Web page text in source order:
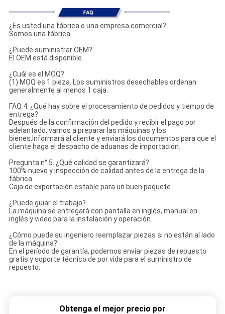
¿Es usted una fábrica o una empresa comercial?
Somos una fábrica.
¿Puede suministrar OEM?
El OEM está disponible.
¿Cuál es el MOQ?
(1) MOQ es 1 pieza. Los suministros desechables ordenan
generalmente al menos 1 caja.
FAQ 4. ¿Qué hay sobre el procesamiento de pedidos y tiempo de
entrega?
Después de la confirmación del pedido y recibir el pago por
adelantado, vamos a preparar las máquinas y los
bienes.Informará al cliente y enviará los documentos para que el
cliente haga el despacho de aduanas de importación.
Pregunta n° 5. ¿Qué calidad se garantizará?
100% nuevo y inspección de calidad antes de la entrega de la
fábrica.
Caja de exportación estable para un buen paquete.
¿Puede guiar el trabajo?
La máquina se entregará con pantalla en inglés, manual en
inglés y video para la instalación y operación.
¿Cómo puede su ingeniero reemplazar piezas si no están al lado
de la máquina?
En el período de garantía, podemos enviar piezas de repuesto
gratis y soporte técnico de por vida para el suministro de
repuesto.
Obtenga el mejor precio por